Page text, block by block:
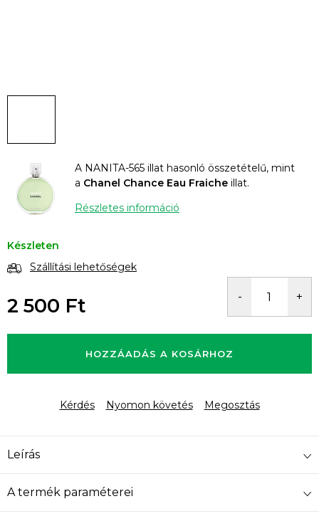
A NANITA-565 illat hasonló összetételű, mint
a Chanel Chance Eau Fraiche illat.
Részletes információ
Készleten
Szállítási lehetőségek
2 500 Ft
HOZZÁADÁS A KOSÁRHOZ
Kérdés Nyomon követés Megosztás
Leírás
A termék paraméterei